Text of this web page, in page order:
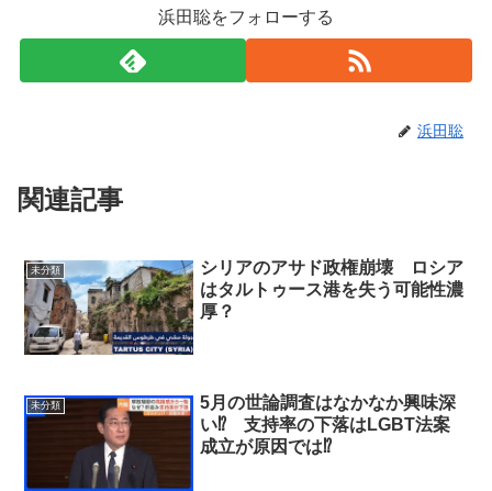
浜田聡をフォローする
浜田聡
関連記事
未分類
シリアのアサド政権崩壊 ロシア
はタルトゥース港を失う可能性濃
厚？
未分類
5月の世論調査はなかなか興味深
い⁉ 支持率の下落はLGBT法案
成立が原因では⁉